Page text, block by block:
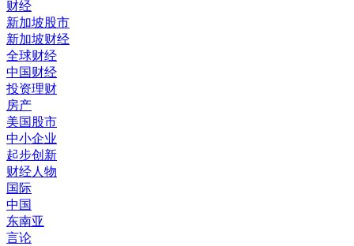
财经
新加坡股市
新加坡财经
全球财经
中国财经
投资理财
房产
美国股市
中小企业
起步创新
财经人物
国际
中国
东南亚
言论